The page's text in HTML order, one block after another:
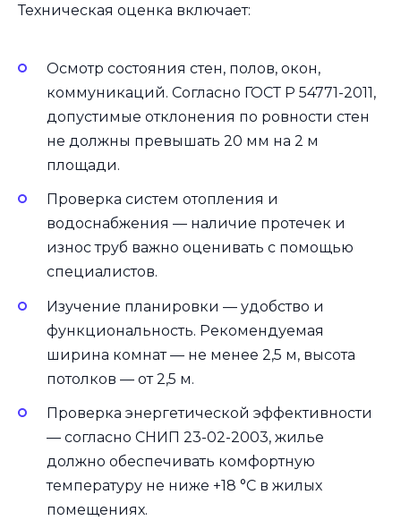
Техническая оценка включает:
Осмотр состояния стен, полов, окон,
коммуникаций. Согласно ГОСТ Р 54771-2011,
допустимые отклонения по ровности стен
не должны превышать 20 мм на 2 м
площади.
Проверка систем отопления и
водоснабжения — наличие протечек и
износ труб важно оценивать с помощью
специалистов.
Изучение планировки — удобство и
функциональность. Рекомендуемая
ширина комнат — не менее 2,5 м, высота
потолков — от 2,5 м.
Проверка энергетической эффективности
— согласно СНИП 23-02-2003, жилье
должно обеспечивать комфортную
температуру не ниже +18 °C в жилых
помещениях.